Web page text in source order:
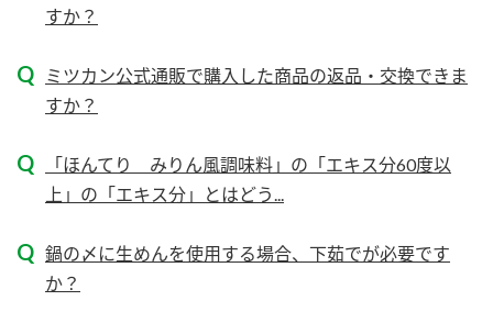
お酢ドリンク
ぽん酢
つゆ
鍋なび
納豆のサイト
PIN印
ZENB initiative
採用情報
お客様相談センター
お客様の声をいかしました
すか？
ミツカン公式通販で購入した商品の返品・交換できま
すか？
「ほんてり みりん風調味料」の「エキス分60度以
上」の「エキス分」とはどう...
鍋の〆に生めんを使用する場合、下茹でが必要です
か？